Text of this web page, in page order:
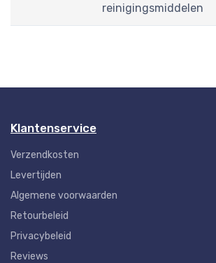
reinigingsmiddelen
Klantenservice
Verzendkosten
Levertijden
Algemene voorwaarden
Retourbeleid
Privacybeleid
Reviews